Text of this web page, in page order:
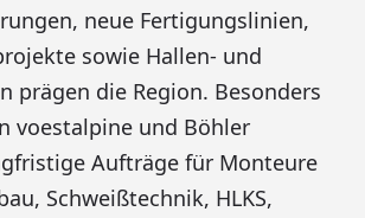
neue Fertigungslinien,
sowie Hallen- und
prägen die Region. Besonders
voestalpine und Böhler
Aufträge für Monteure
Schweißtechnik, HLKS,